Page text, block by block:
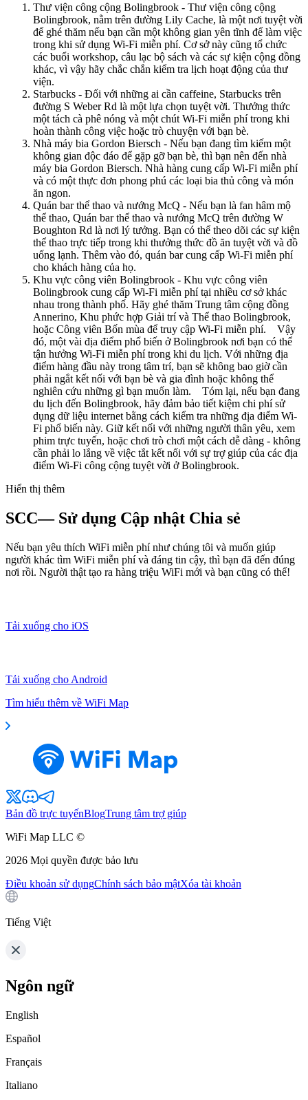
Thư viện công cộng Bolingbrook - Thư viện công cộng
Bolingbrook, nằm trên đường Lily Cache, là một nơi tuyệt vời
để ghé thăm nếu bạn cần một không gian yên tĩnh để làm việc
trong khi sử dụng Wi-Fi miễn phí. Cơ sở này cũng tổ chức
các buổi workshop, câu lạc bộ sách và các sự kiện cộng đồng
khác, vì vậy hãy chắc chắn kiểm tra lịch hoạt động của thư
viện.
Starbucks - Đối với những ai cần caffeine, Starbucks trên
đường S Weber Rd là một lựa chọn tuyệt vời. Thưởng thức
một tách cà phê nóng và một chút Wi-Fi miễn phí trong khi
hoàn thành công việc hoặc trò chuyện với bạn bè.
Nhà máy bia Gordon Biersch - Nếu bạn đang tìm kiếm một
không gian độc đáo để gặp gỡ bạn bè, thì bạn nên đến nhà
máy bia Gordon Biersch. Nhà hàng cung cấp Wi-Fi miễn phí
và có một thực đơn phong phú các loại bia thủ công và món
ăn ngon.
Quán bar thể thao và nướng McQ - Nếu bạn là fan hâm mộ
thể thao, Quán bar thể thao và nướng McQ trên đường W
Boughton Rd là nơi lý tưởng. Bạn có thể theo dõi các sự kiện
thể thao trực tiếp trong khi thưởng thức đồ ăn tuyệt vời và đồ
uống lạnh. Thêm vào đó, quán bar cung cấp Wi-Fi miễn phí
cho khách hàng của họ.
Khu vực công viên Bolingbrook - Khu vực công viên
Bolingbrook cung cấp Wi-Fi miễn phí tại nhiều cơ sở khác
nhau trong thành phố. Hãy ghé thăm Trung tâm cộng đồng
Annerino, Khu phức hợp Giải trí và Thể thao Bolingbrook,
hoặc Công viên Bốn mùa để truy cập Wi-Fi miễn phí. Vậy
đó, một vài địa điểm phổ biến ở Bolingbrook nơi bạn có thể
tận hưởng Wi-Fi miễn phí trong khi du lịch. Với những địa
điểm hàng đầu này trong tâm trí, bạn sẽ không bao giờ cần
phải ngắt kết nối với bạn bè và gia đình hoặc không thể
nghiên cứu những gì bạn muốn làm. Tóm lại, nếu bạn đang
du lịch đến Bolingbrook, hãy đảm bảo tiết kiệm chi phí sử
dụng dữ liệu internet bằng cách kiểm tra những địa điểm Wi-
Fi phổ biến này. Giữ kết nối với những người thân yêu, xem
phim trực tuyến, hoặc chơi trò chơi một cách dễ dàng - không
cần phải lo lắng về việc tắt kết nối với sự trợ giúp của các địa
điểm Wi-Fi công cộng tuyệt vời ở Bolingbrook.
Hiển thị thêm
SCC— Sử dụng Cập nhật Chia sẻ
Nếu bạn yêu thích WiFi miễn phí như chúng tôi và muốn giúp
người khác tìm WiFi miễn phí và đáng tin cậy, thì bạn đã đến đúng
nơi rồi. Người thật tạo ra hàng triệu WiFi mới và bạn cũng có thể!
Tải xuống cho iOS
Tải xuống cho Android
Tìm hiểu thêm về WiFi Map
Bản đồ trực tuyếnBlogTrung tâm trợ giúp
WiFi Map LLC ©
2026 Mọi quyền được bảo lưu
Điều khoản sử dụngChính sách bảo mậtXóa tài khoản
Tiếng Việt
Ngôn ngữ
English
Español
Français
Italiano